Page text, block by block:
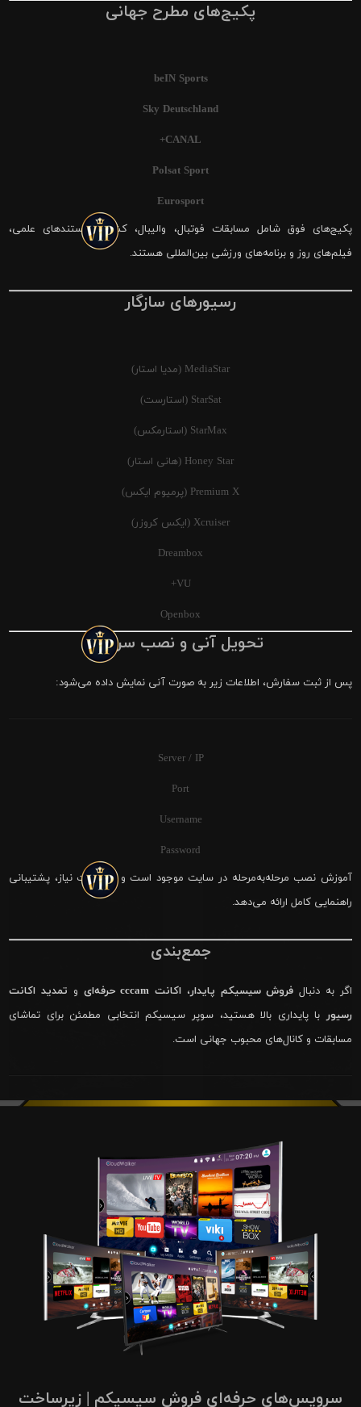
پکیج‌های مطرح جهانی
beIN Sports
Sky Deutschland
CANAL+
Polsat Sport
Eurosport
پکیج‌های فوق شامل مسابقات فوتبال، والیبال، کشتی، مستندهای علمی،
فیلم‌های روز و برنامه‌های ورزشی بین‌المللی هستند.
رسیورهای سازگار
MediaStar (مدیا استار)
StarSat (استارست)
StarMax (استارمکس)
Honey Star (هانی استار)
Premium X (پرمیوم ایکس)
Xcruiser (ایکس کروزر)
Dreambox
VU+
Openbox
تحویل آنی و نصب سریع
پس از ثبت سفارش، اطلاعات زیر به صورت آنی نمایش داده می‌شود:
Server / IP
Port
Username
Password
آموزش نصب مرحله‌به‌مرحله در سایت موجود است و در صورت نیاز، پشتیبانی
راهنمایی کامل ارائه می‌دهد.
جمع‌بندی
اگر به دنبال فروش سیسیکم پایدار، اکانت cccam حرفه‌ای و تمدید اکانت
رسیور با پایداری بالا هستید، سوپر سیسیکم انتخابی مطمئن برای تماشای
مسابقات و کانال‌های محبوب جهانی است.
سرویس‌های حرفه‌ای فروش سیسیکم | زیرساخت